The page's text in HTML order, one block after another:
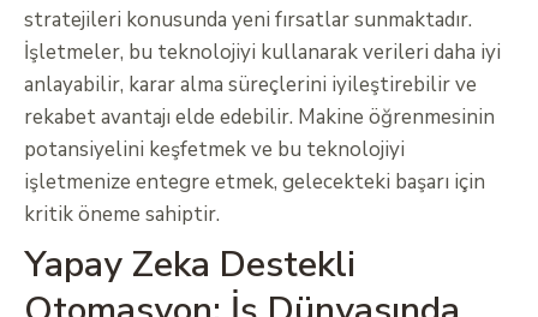
stratejileri konusunda yeni fırsatlar sunmaktadır.
İşletmeler, bu teknolojiyi kullanarak verileri daha iyi
anlayabilir, karar alma süreçlerini iyileştirebilir ve
rekabet avantajı elde edebilir. Makine öğrenmesinin
potansiyelini keşfetmek ve bu teknolojiyi
işletmenize entegre etmek, gelecekteki başarı için
kritik öneme sahiptir.
Yapay Zeka Destekli